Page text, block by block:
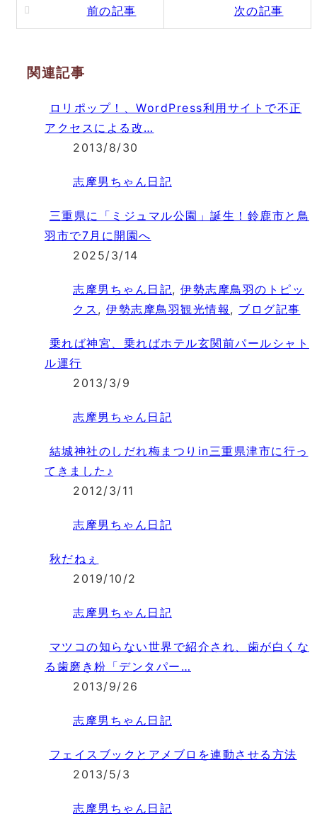
前の記事 次の記事
関連記事
ロリポップ！、WordPress利用サイトで不正
アクセスによる改…
2013/8/30
志摩男ちゃん日記
三重県に「ミジュマル公園」誕生！鈴鹿市と鳥
羽市で7月に開園へ
2025/3/14
志摩男ちゃん日記, 伊勢志摩鳥羽のトピッ
クス , 伊勢志摩鳥羽観光情報 , ブログ記事
乗れば神宮、乗ればホテル玄関前パールシャト
ル運行
2013/3/9
志摩男ちゃん日記
結城神社のしだれ梅まつりin三重県津市に行っ
てきました♪
2012/3/11
志摩男ちゃん日記
秋だねぇ
2019/10/2
志摩男ちゃん日記
マツコの知らない世界で紹介され、歯が白くな
る歯磨き粉「デンタパー…
2013/9/26
志摩男ちゃん日記
フェイスブックとアメブロを連動させる方法
2013/5/3
志摩男ちゃん日記